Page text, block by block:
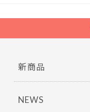
新商品
NEWS